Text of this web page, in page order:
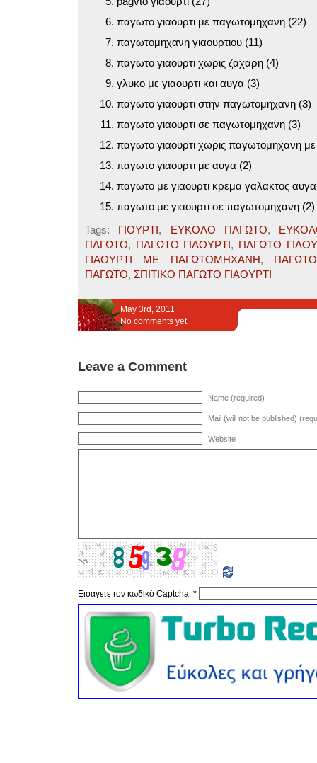
παγωτο γιαουρτι με παγωτομηχανη (22)
παγωτομηχανη γιαουρτιου (11)
παγωτο γιαουρτι χωρις ζαχαρη (4)
γλυκο με γιαουρτι και αυγα (3)
παγωτο γιαουρτι στην παγωτομηχανη (3)
παγωτο γιαουρτι σε παγωτομηχανη (3)
παγωτο γιαουρτι χωρις παγωτομηχανη
παγωτο γιαουρτι με αυγα (2)
παγωτο με γιαουρτι κρεμα γαλακτος
παγωτο με γιαουρτι σε παγωτομηχανη (2)
Tags: ΓΙΟΥΡΤΙ, ΕΥΚΟΛΟ ΠΑΓΩΤΟ,
ΠΑΓΩΤΟ, ΠΑΓΩΤΟ ΓΙΑΟΥΡΤΙ, ΠΑΓΩΤΟ
ΓΙΑΟΥΡΤΙ ΜΕ ΠΑΓΩΤΟΜΗΧΑΝΗ,
ΠΑΓΩΤΟ, ΣΠΙΤΙΚΟ ΠΑΓΩΤΟ ΓΙΑΟΥΡΤΙ
May 3rd, 2011
No comments yet
Leave a Comment
Name (required)
Mail (will not be published)
Website
Εισάγετε τον κωδικό Captcha: *